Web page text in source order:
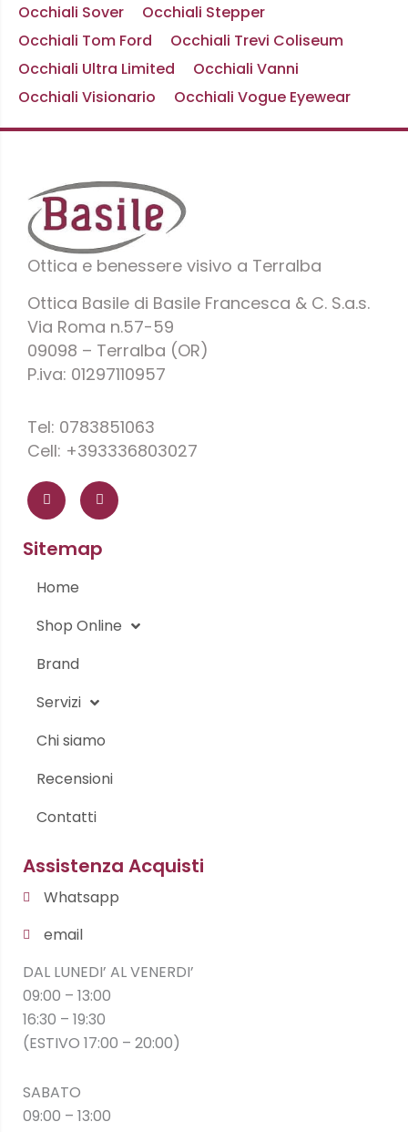
Occhiali Sover
Occhiali Stepper
Occhiali Tom Ford
Occhiali Trevi Coliseum
Occhiali Ultra Limited
Occhiali Vanni
Occhiali Visionario
Occhiali Vogue Eyewear
Ottica e benessere visivo a Terralba
Ottica Basile di Basile Francesca & C. S.a.s.
Via Roma n.57-59
09098 – Terralba (OR)
P.iva: 01297110957
Tel: 0783851063
Cell: +393336803027
a
c
e
b
o
-
f
n
s
t
a
r
Sitemap
Home
Shop Online
Brand
Servizi
Chi siamo
Recensioni
Contatti
Assistenza Acquisti
Whatsapp
email
DAL LUNEDI’ AL VENERDI’
09:00 – 13:00
16:30 – 19:30
(ESTIVO 17:00 – 20:00)
SABATO
09:00 – 13:00